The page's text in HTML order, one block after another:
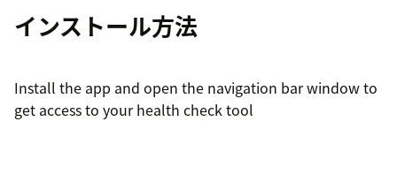
インストール方法
Install the app and open the navigation bar window to
get access to your health check tool